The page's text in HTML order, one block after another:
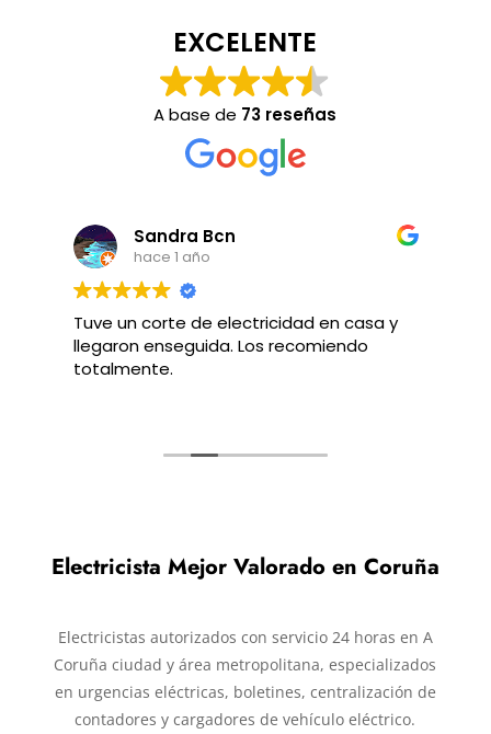
EXCELENTE
A base de 73 reseñas
Mar De vilches
hace 1 año
muy satisfecho con el trabajo realizado
Electricista Mejor Valorado en Coruña
Electricistas autorizados con servicio 24 horas en A
Coruña ciudad y área metropolitana, especializados
en urgencias eléctricas, boletines, centralización de
contadores y cargadores de vehículo eléctrico.